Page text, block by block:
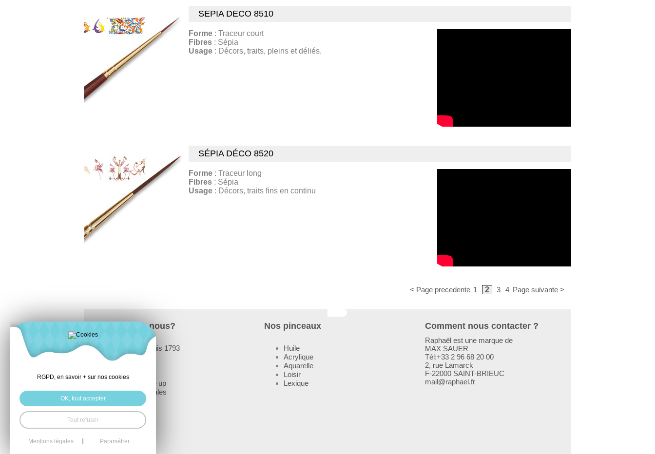
SEPIA DECO 8510
Forme: Traceur court
Fibres: Sépia
Usage: Décors, traits, pleins et déliés.
SÉPIA DÉCO 8520
Forme: Traceur long
Fibres: Sépia
Usage: Décors, traits fins en continu
< Page precedente 1 2 3 4 Page suivante >
Qui sommes-nous?
Raphaël depuis 1793
Newsletter
Accueil
raphael make up
Mentions légales
Nos pinceaux
Huile
Acrylique
Aquarelle
Loisir
Lexique
Comment nous contacter ?
Raphaël est une marque de
MAX SAUER
Tél:+33 2 96 68 20 00
2, rue Lamarck
F-22000 SAINT-BRIEUC
mail@raphael.fr
RGPD, en savoir + sur nos cookies
OK, tout accepter
Tout refuser
Mentions légales Paramétrer